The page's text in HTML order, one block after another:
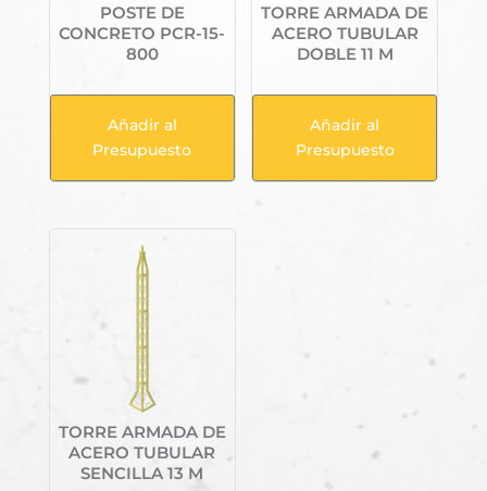
POSTE DE
CONCRETO PCR-15-
800
Añadir al
Presupuesto
TORRE ARMADA DE
ACERO TUBULAR
DOBLE 11 M
Añadir al
Presupuesto
TORRE ARMADA DE
ACERO TUBULAR
SENCILLA 13 M